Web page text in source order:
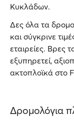
Κυκλάδων.
Δες όλα τα
και σύγκρινε
εταιρείες. Βρες
εξυπηρετεί,
ακτοπλοϊκά στο
Δρομολόγια